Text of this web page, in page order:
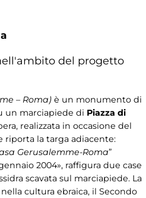
del progetto
– Roma) è un monumento di
un marciapiede di Piazza di
realizzata in occasione del
riporta la targa adiacente:
Gerusalemme-Roma”
2004», raffigura due case
scavata sul marciapiede. La
cultura ebraica, il Secondo